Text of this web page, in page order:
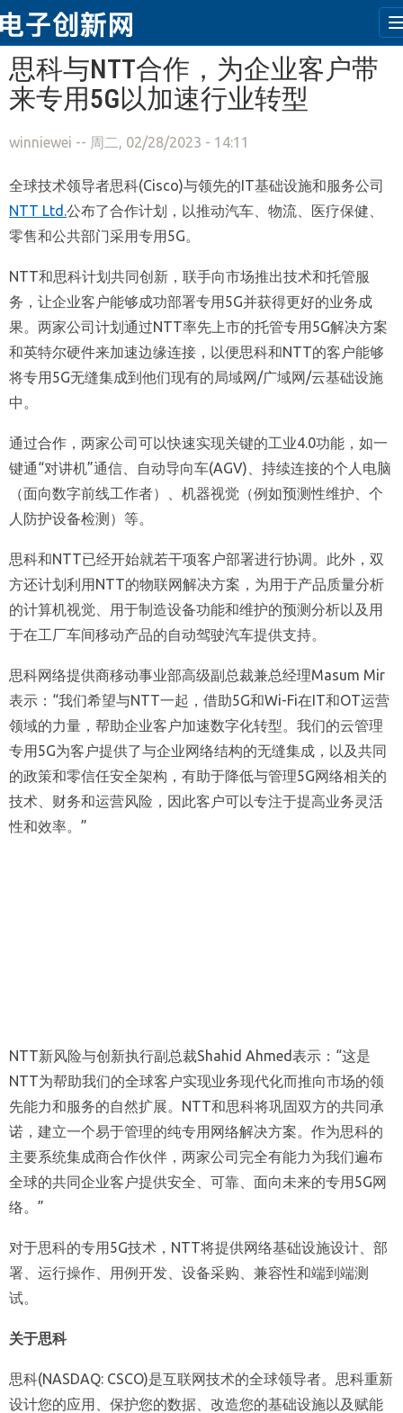
跳转到主要内容
思科与NTT合作，为企业客户带
来专用5G以加速行业转型
winniewei -- 周二, 02/28/2023 - 14:11
全球技术领导者思科(Cisco)与领先的IT基础设施和服务公司
NTT Ltd.公布了合作计划，以推动汽车、物流、医疗保健、
零售和公共部门采用专用5G。
NTT和思科计划共同创新，联手向市场推出技术和托管服
务，让企业客户能够成功部署专用5G并获得更好的业务成
果。两家公司计划通过NTT率先上市的托管专用5G解决方案
和英特尔硬件来加速边缘连接，以便思科和NTT的客户能够
将专用5G无缝集成到他们现有的局域网/广域网/云基础设施
中。
通过合作，两家公司可以快速实现关键的工业4.0功能，如一
键通“对讲机”通信、自动导向车(AGV)、持续连接的个人电脑
（面向数字前线工作者）、机器视觉（例如预测性维护、个
人防护设备检测）等。
思科和NTT已经开始就若干项客户部署进行协调。此外，双
方还计划利用NTT的物联网解决方案，为用于产品质量分析
的计算机视觉、用于制造设备功能和维护的预测分析以及用
于在工厂车间移动产品的自动驾驶汽车提供支持。
思科网络提供商移动事业部高级副总裁兼总经理Masum Mir
表示：“我们希望与NTT一起，借助5G和Wi-Fi在IT和OT运营
领域的力量，帮助企业客户加速数字化转型。我们的云管理
专用5G为客户提供了与企业网络结构的无缝集成，以及共同
的政策和零信任安全架构，有助于降低与管理5G网络相关的
技术、财务和运营风险，因此客户可以专注于提高业务灵活
性和效率。”
NTT新风险与创新执行副总裁Shahid Ahmed表示：“这是
NTT为帮助我们的全球客户实现业务现代化而推向市场的领
先能力和服务的自然扩展。NTT和思科将巩固双方的共同承
诺，建立一个易于管理的纯专用网络解决方案。作为思科的
主要系统集成商合作伙伴，两家公司完全有能力为我们遍布
全球的共同企业客户提供安全、可靠、面向未来的专用5G网
络。”
对于思科的专用5G技术，NTT将提供网络基础设施设计、部
署、运行操作、用例开发、设备采购、兼容性和端到端测
试。
关于思科
思科(NASDAQ: CSCO)是互联网技术的全球领导者。思科重新
设计您的应用、保护您的数据、改造您的基础设施以及赋能